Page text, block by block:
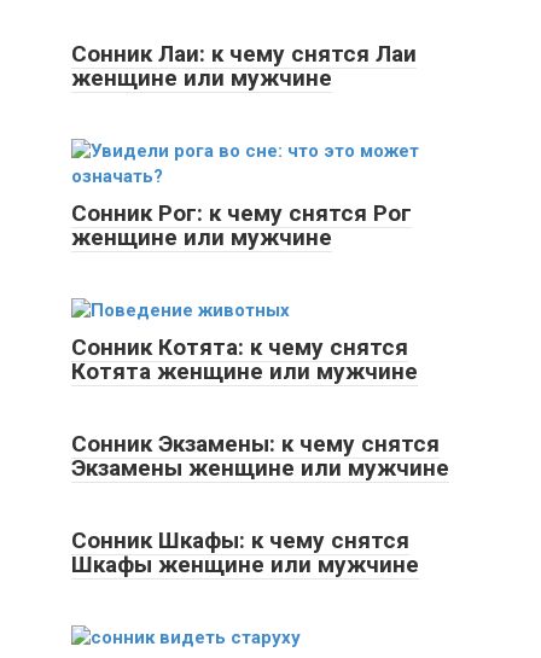
Сонник Лаи: к чему снятся Лаи
женщине или мужчине
Сонник Рог: к чему снятся Рог
женщине или мужчине
Сонник Котята: к чему снятся
Котята женщине или мужчине
Сонник Экзамены: к чему снятся
Экзамены женщине или мужчине
Сонник Шкафы: к чему снятся
Шкафы женщине или мужчине